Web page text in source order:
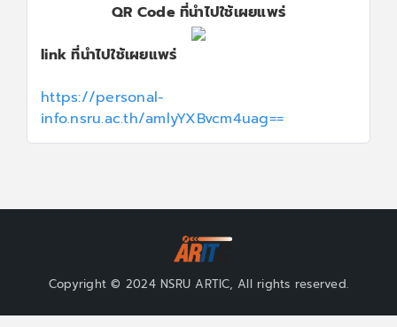
QR Code ที่นำไปใช้เผยแพร่
link ที่นำไปใช้เผยแพร่
https://personal-
info.nsru.ac.th/amlyYXBvcm4uag==
Copyright © 2024 NSRU ARTIC, All rights reserved.